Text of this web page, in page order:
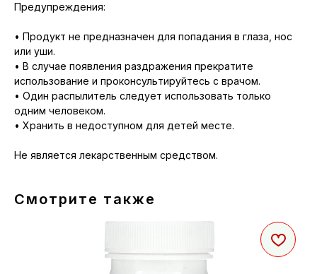
Предупреждения:
• Продукт не предназначен для попадания в глаза, нос
или уши.
• В случае появления раздражения прекратите
использование и проконсультируйтесь с врачом.
• Один распылитель следует использовать только
одним человеком.
• Хранить в недоступном для детей месте.
Не является лекарственным средством.
Смотрите также